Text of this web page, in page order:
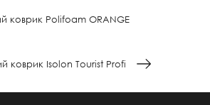
коврик Polifoam ORANGE
коврик Isolon Tourist Profi